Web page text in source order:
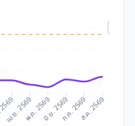
เม.ย. 2569พ.ค. 2569มิ.ย. 2569ก.ค. 2569ส.ค. 2569